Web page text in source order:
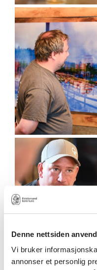
Denne nettsiden
Vi bruker
annonser et personlig